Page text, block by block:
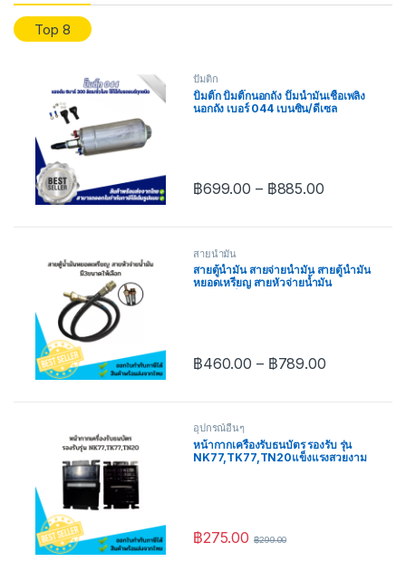
Top 8
ปั๊มติ้ก
ปั้มติ๊ก ปั้มติ๊กนอกถัง ปั๊มนํ้ามันเชื้อเพลิง
นอกถัง เบอร์ 044 เบนซิน/ดีเซล
฿699.00 – ฿885.00
สายน้ำมัน
สายตู้น้ำมัน สายจ่ายน้ำมัน สายตู้น้ำมัน
หยอดเหรียญ สายหัวจ่ายน้ำมัน
฿460.00 – ฿789.00
อุปกรณ์อื่นๆ
หน้ากากเครื่องรับธนบัตร รองรับ รุ่น
NK77,TK77,TN20แข็งแรงสวยงาม
฿275.00 ฿299.00